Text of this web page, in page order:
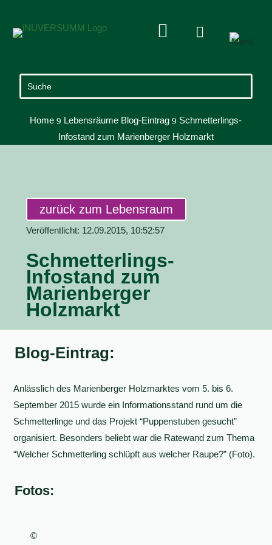
 
Home 9 Lebensräume Blog-Eintrag 9 Schmetterlings-
Infostand zum Marienberger Holzmarkt
zurück zum Lebensraum
Veröffentlicht: 12.09.2015, 10:52:57
Schmetterlings-
Infostand zum
Marienberger
Holzmarkt
Blog-Eintrag:
Anlässlich des Marienberger Holzmarktes vom 5. bis 6.
September 2015 wurde ein Informationsstand rund um die
Schmetterlinge und das Projekt “Puppenstuben gesucht”
organisiert. Besonders beliebt war die Ratewand zum Thema
“Welcher Schmetterling schlüpft aus welcher Raupe?” (Foto).
Fotos:
©